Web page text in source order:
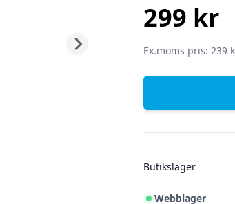
299 kr
Ex.moms pris: 239
Butikslager
Webblager